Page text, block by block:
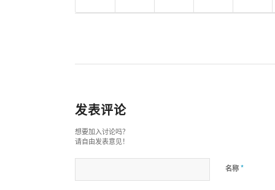
发表评论
想要加入讨论吗？
请自由发表意见！
名称 *